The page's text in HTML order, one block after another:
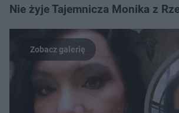
Nie żyje Tajemnicza Monika z